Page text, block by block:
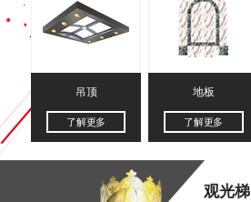
吊顶
了解更多
地板
了解更多
观光梯